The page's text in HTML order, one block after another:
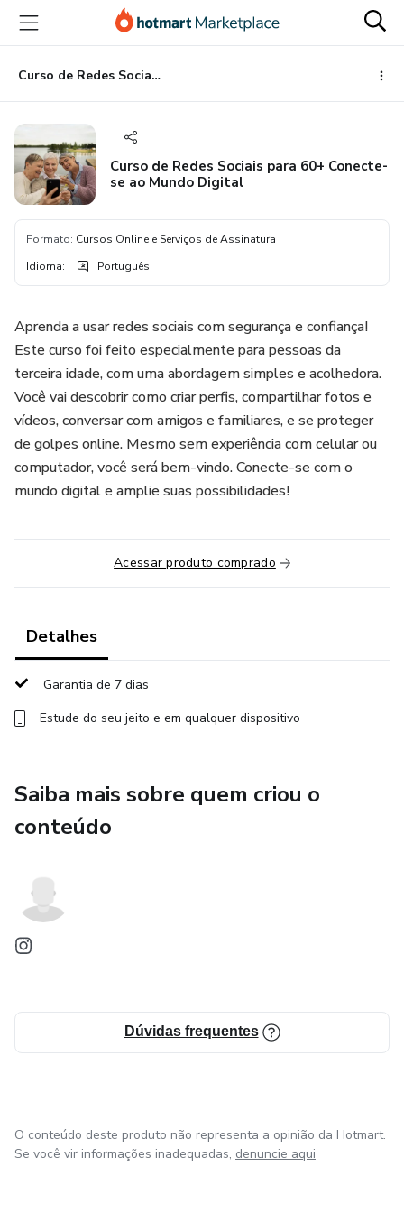
para
conteúdo
principal
para
pagamento
para
rodapé
Curso de Redes Sociais para 60+ Conecte-se ao Mundo Digital
Curso de Redes Sociais para 60+ Conecte-
se ao Mundo Digital
Formato: Cursos Online e Serviços de Assinatura
Idioma: Português
Aprenda a usar redes sociais com segurança e confiança!
Este curso foi feito especialmente para pessoas da
terceira idade, com uma abordagem simples e acolhedora.
Você vai descobrir como criar perfis, compartilhar fotos e
vídeos, conversar com amigos e familiares, e se proteger
de golpes online. Mesmo sem experiência com celular ou
computador, você será bem-vindo. Conecte-se com o
mundo digital e amplie suas possibilidades!
Acessar produto comprado
Detalhes
Garantia de 7 dias
Estude do seu jeito e em qualquer dispositivo
Saiba mais sobre quem criou o
conteúdo
Dúvidas frequentes
O conteúdo deste produto não representa a opinião da Hotmart.
Se você vir informações inadequadas, denuncie aqui